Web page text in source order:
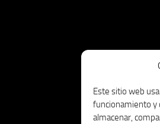
Este sitio web
funcionamiento y
almacenar,